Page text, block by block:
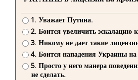
1. Уважает Путина.
2. Боится увеличить эскалацию
3. Никому не дает такие
4. Боится нападения Украины
5. Просто у него манера
не сделать.